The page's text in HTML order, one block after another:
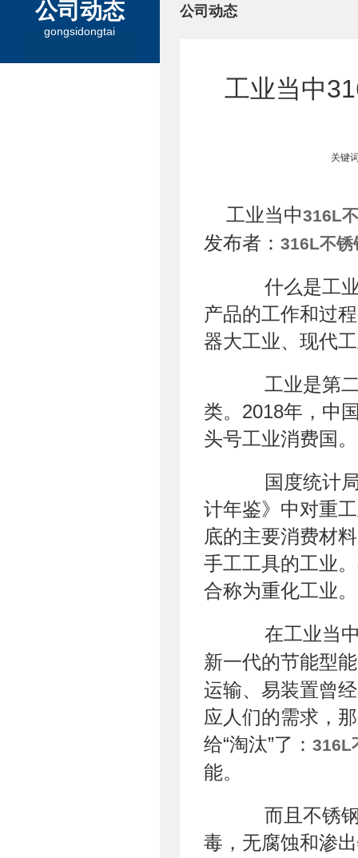
公司动态
gongsidongtai
公司动态
工业当中
关键
工业当中316L
发布者： 316L不锈
什么是工业?
产品的工作和过
器大工业、现代
工业是第二
类。2018年，中
头号工业消费国。
国度统计局
计年鉴》中对重
底的主要消费材
手工工具的工业
合称为重化工业。
在工业当
新一代的节能型
运输、易装置曾
应人们的需求，
给“淘汰”了： 316L
能。
而且不锈钢
毒，无腐蚀和渗